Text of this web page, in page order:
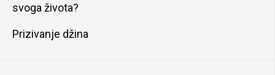
svoga života?
Prizivanje džina